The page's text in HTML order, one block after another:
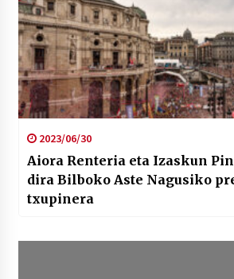
2023/06/30
Aiora Renteria eta Izaskun
dira Bilboko Aste Nagusiko
txupinera